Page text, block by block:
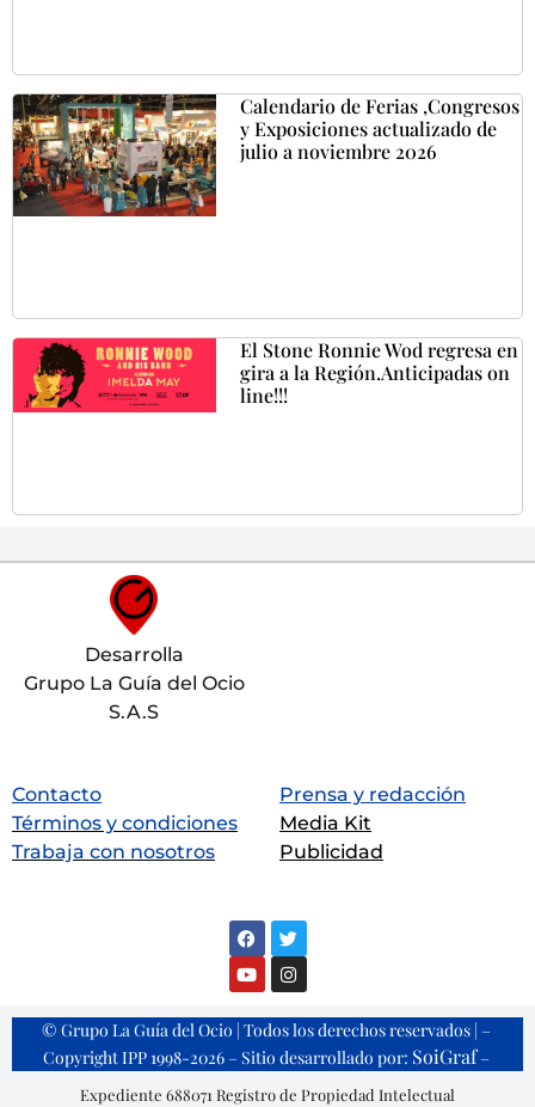
Calendario de Ferias ,Congresos
y Exposiciones actualizado de
julio a noviembre 2026
El Stone Ronnie Wod regresa en
gira a la Región.Anticipadas on
line!!!
Desarrolla
Grupo La Guía del Ocio
S.A.S
Contacto
Términos y condiciones
Trabaja con nosotros
Prensa y redacción
Media Kit
Publicidad
© Grupo La Guía del Ocio | Todos los derechos reservados | –
Copyright IPP 1998-2026 – Sitio desarrollado por: SoiGraf–
Expediente 688071 Registro de Propiedad Intelectual